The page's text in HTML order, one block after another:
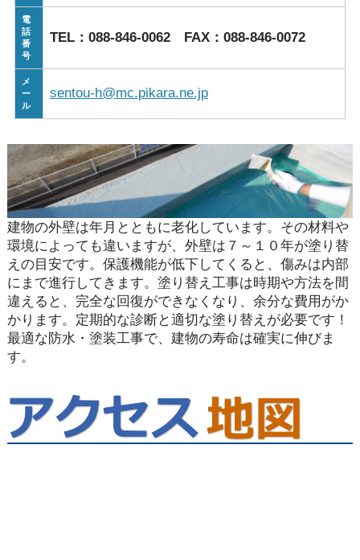
電
話
番
号
TEL：088-846-0062 FAX：088-846-0072
メ
ー
ル
sentou-h@mc.pikara.ne.jp
建物の外壁は年月とともに老化しています。その材料や
環境によっても違いますが、外壁は７～１０年が塗り替
えの目安です。保護機能が低下してくると、傷みは内部
にまで進行してきます。塗り替え工事は時期や方法を間
違えると、完全な回復ができなくなり、余分な費用がか
かります。定期的な診断と適切な塗り替えが必要です！
最適な防水・塗装工事で、建物の寿命は確実に伸びま
す。